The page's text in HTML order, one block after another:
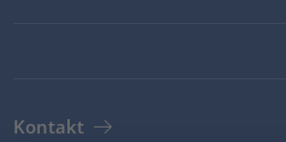
Kontakt